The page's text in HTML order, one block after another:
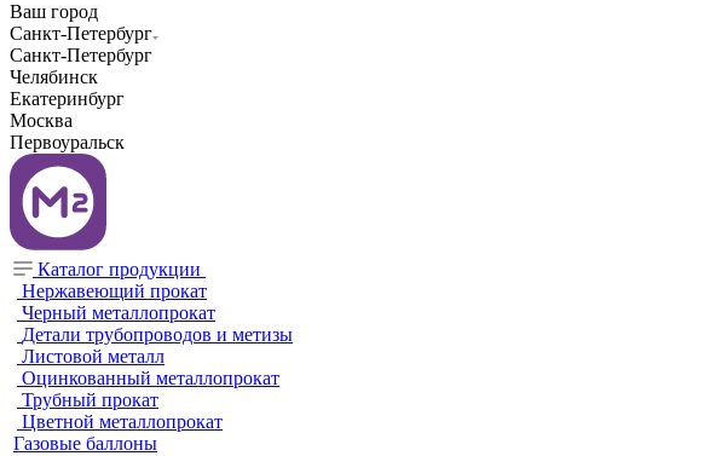
Ваш город
Санкт-Петербург
Санкт-Петербург
Челябинск
Екатеринбург
Москва
Первоуральск
Каталог продукции
Нержавеющий прокат
Черный металлопрокат
Детали трубопроводов и метизы
Листовой металл
Оцинкованный металлопрокат
Трубный прокат
Цветной металлопрокат
Газовые баллоны